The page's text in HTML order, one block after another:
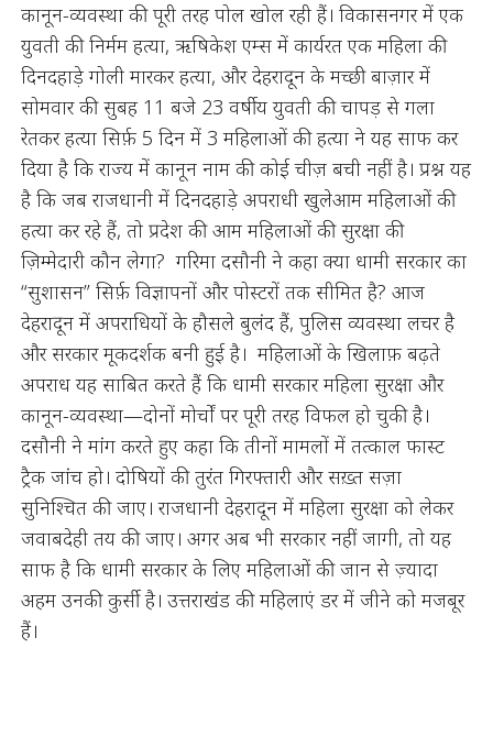
कानून-व्यवस्था की पूरी तरह पोल खोल रही हैं। विकासनगर में एक
युवती की निर्मम हत्या, ऋषिकेश एम्स में कार्यरत एक महिला की
दिनदहाड़े गोली मारकर हत्या, और देहरादून के मच्छी बाज़ार में
सोमवार की सुबह 11 बजे 23 वर्षीय युवती की चापड़ से गला
रेतकर हत्या सिर्फ़ 5 दिन में 3 महिलाओं की हत्या ने यह साफ कर
दिया है कि राज्य में कानून नाम की कोई चीज़ बची नहीं है। प्रश्न यह
है कि जब राजधानी में दिनदहाड़े अपराधी खुलेआम महिलाओं की
हत्या कर रहे हैं, तो प्रदेश की आम महिलाओं की सुरक्षा की
ज़िम्मेदारी कौन लेगा? गरिमा दसौनी ने कहा क्या धामी सरकार का
“सुशासन” सिर्फ़ विज्ञापनों और पोस्टरों तक सीमित है? आज
देहरादून में अपराधियों के हौसले बुलंद हैं, पुलिस व्यवस्था लचर है
और सरकार मूकदर्शक बनी हुई है। महिलाओं के खिलाफ़ बढ़ते
अपराध यह साबित करते हैं कि धामी सरकार महिला सुरक्षा और
कानून-व्यवस्था—दोनों मोर्चों पर पूरी तरह विफल हो चुकी है।
दसौनी ने मांग करते हुए कहा कि तीनों मामलों में तत्काल फास्ट
ट्रैक जांच हो। दोषियों की तुरंत गिरफ्तारी और सख़्त सज़ा
सुनिश्चित की जाए। राजधानी देहरादून में महिला सुरक्षा को लेकर
जवाबदेही तय की जाए। अगर अब भी सरकार नहीं जागी, तो यह
साफ है कि धामी सरकार के लिए महिलाओं की जान से ज़्यादा
अहम उनकी कुर्सी है। उत्तराखंड की महिलाएं डर में जीने को मजबूर
हैं।